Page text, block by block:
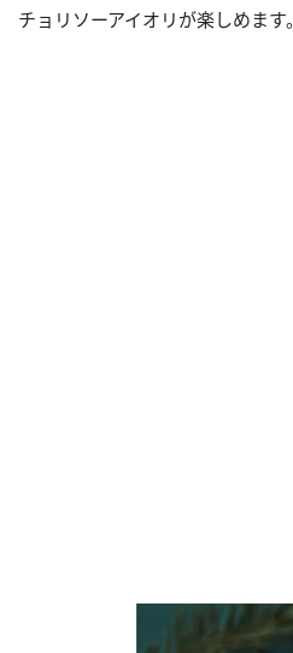
チョリソーアイオリが楽しめます。